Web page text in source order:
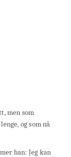
men som
og som nå
han: Jeg kan